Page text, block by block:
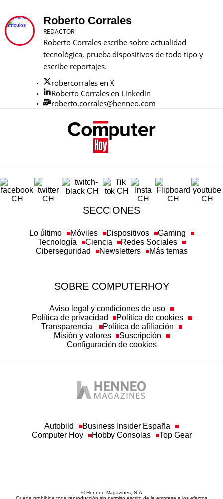
Roberto Corrales
REDACTOR
Roberto Corrales escribe sobre actualidad
tecnológica, prueba dispositivos de todo tipo y
escribe reportajes.
robercorrales en X
Roberto Corrales en Linkedin
roberto.corrales@henneo.com
SECCIONES
Lo último Móviles Dispositivos
Gaming
Tecnología
Ciencia
Redes Sociales
Ciberseguridad
Newsletters Más temas
SOBRE COMPUTERHOY
Aviso legal y condiciones de uso
Política de privacidad
Política de cookies
Transparencia
Política de afiliación
Misión y valores
Suscripción
Configuración de cookies
Autobild
Business Insider España
Computer Hoy
Hobby Consolas Top Gear
© Henneo Magazines, S.A
Queda prohibida toda reproducción sin permiso escrito de la empresa a los efectos